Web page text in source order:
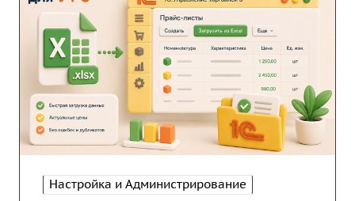
Настройка и Администрирование